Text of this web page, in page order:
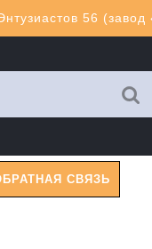
56 (завод
СВЯЗЬ